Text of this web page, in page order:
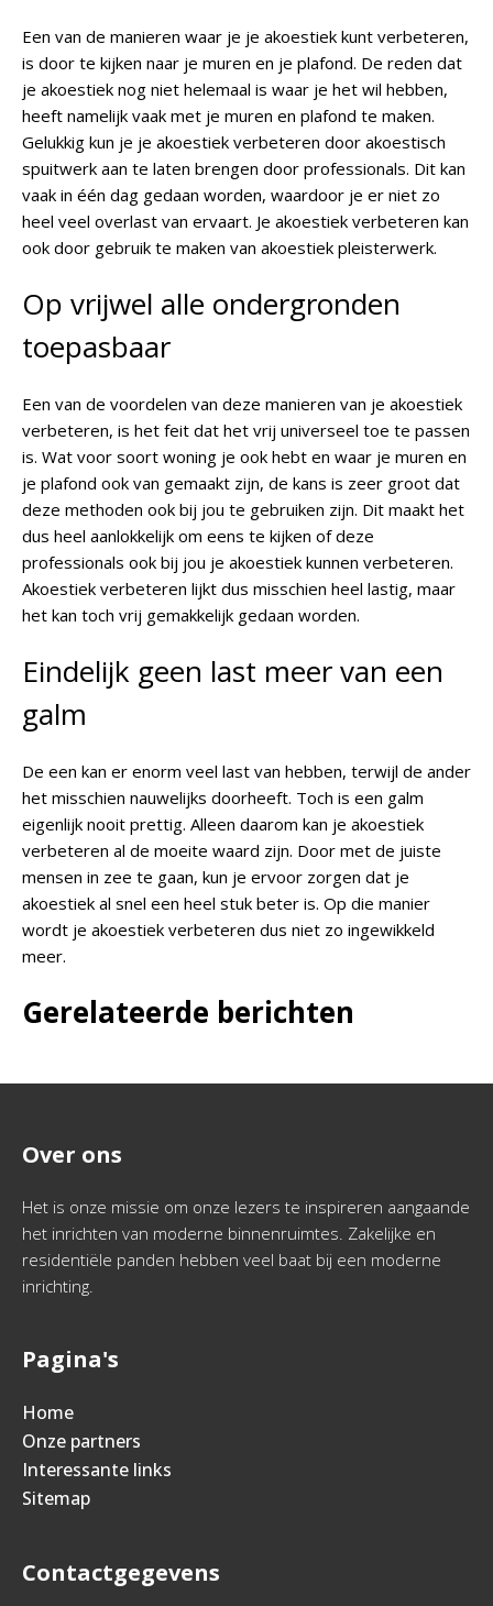
Een van de manieren waar je je akoestiek kunt verbeteren,
is door te kijken naar je muren en je plafond. De reden dat
je akoestiek nog niet helemaal is waar je het wil hebben,
heeft namelijk vaak met je muren en plafond te maken.
Gelukkig kun je je akoestiek verbeteren door akoestisch
spuitwerk aan te laten brengen door professionals. Dit kan
vaak in één dag gedaan worden, waardoor je er niet zo
heel veel overlast van ervaart. Je akoestiek verbeteren kan
ook door gebruik te maken van akoestiek pleisterwerk.
Op vrijwel alle ondergronden
toepasbaar
Een van de voordelen van deze manieren van je akoestiek
verbeteren, is het feit dat het vrij universeel toe te passen
is. Wat voor soort woning je ook hebt en waar je muren en
je plafond ook van gemaakt zijn, de kans is zeer groot dat
deze methoden ook bij jou te gebruiken zijn. Dit maakt het
dus heel aanlokkelijk om eens te kijken of deze
professionals ook bij jou je akoestiek kunnen verbeteren.
Akoestiek verbeteren lijkt dus misschien heel lastig, maar
het kan toch vrij gemakkelijk gedaan worden.
Eindelijk geen last meer van een
galm
De een kan er enorm veel last van hebben, terwijl de ander
het misschien nauwelijks doorheeft. Toch is een galm
eigenlijk nooit prettig. Alleen daarom kan je akoestiek
verbeteren al de moeite waard zijn. Door met de juiste
mensen in zee te gaan, kun je ervoor zorgen dat je
akoestiek al snel een heel stuk beter is. Op die manier
wordt je akoestiek verbeteren dus niet zo ingewikkeld
meer.
Gerelateerde berichten
Over ons
Het is onze missie om onze lezers te inspireren aangaande
het inrichten van moderne binnenruimtes. Zakelijke en
residentiële panden hebben veel baat bij een moderne
inrichting.
Pagina's
Home
Onze partners
Interessante links
Sitemap
Contactgegevens